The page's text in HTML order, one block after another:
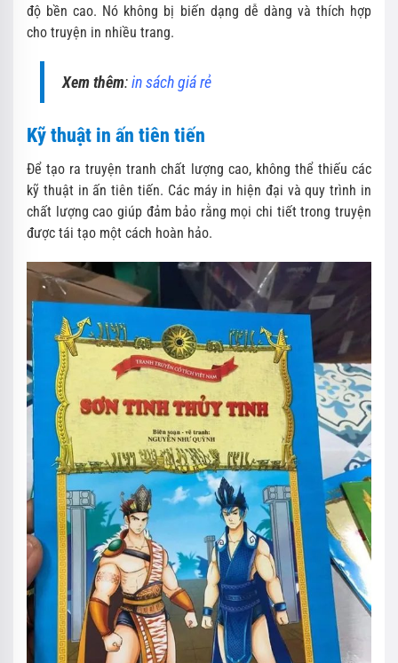
độ bền cao. Nó không bị biến dạng dễ dàng và thích hợp
cho truyện in nhiều trang.
Xem thêm:in sách giá rẻ
Kỹ thuật in ấn tiên tiến
Để tạo ra truyện tranh chất lượng cao, không thể thiếu các
kỹ thuật in ấn tiên tiến. Các máy in hiện đại và quy trình in
chất lượng cao giúp đảm bảo rằng mọi chi tiết trong truyện
được tái tạo một cách hoàn hảo.